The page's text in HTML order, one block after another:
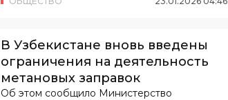
В Узбекистане вновь введены
ограничения на деятельность
метановых заправок
Об этом сообщило Министерство